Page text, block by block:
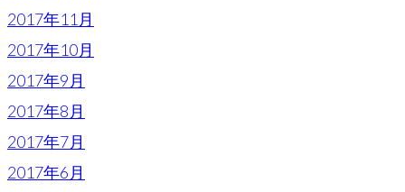
2017年11月
2017年10月
2017年9月
2017年8月
2017年7月
2017年6月